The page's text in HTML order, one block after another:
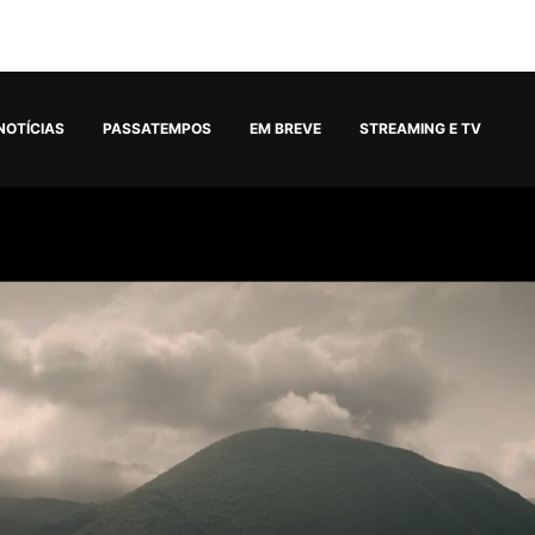
PASSATEMPOS EM BREVE STREAMING E TV